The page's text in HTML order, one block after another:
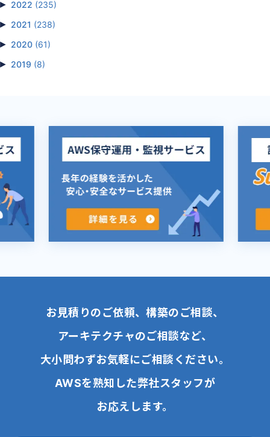
2022 (235)
2021 (238)
2020 (61)
2019 (8)
お見積りのご依頼、構築のご相談、
アーキテクチャのご相談など、
大小問わずお気軽にご相談ください。
AWSを熟知した弊社スタッフが
お応えします。